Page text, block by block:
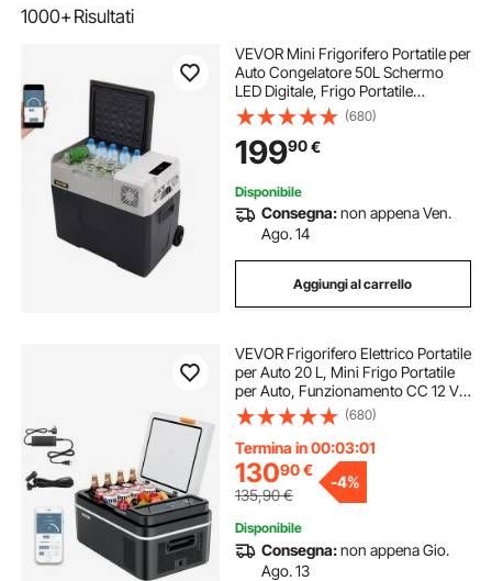
1000+Risultati
VEVOR Mini Frigorifero Portatile per
Auto Congelatore 50L Schermo
LED Digitale, Frigo Portatile
Capienza 50L Campeggio Viaggio
Auto Schermo di Controllo, Frigo
Portatile 12V/24V da Auto Camion
Barca
(680)
19990€
Disponibile
Consegna:non appena Ven.
Ago. 14
Aggiungi al carrello
VEVOR Frigorifero Elettrico Portatile
per Auto 20 L, Mini Frigo Portatile
per Auto, Funzionamento CC 12 V
24 V, CA da 100 V a 240 V,
Temperatura Regolabile da -20 °C a
20 °C, per Camper Viaggio Barca
(680)
Termina in 00:02:59
13090€
135,90€
-4%
Disponibile
Consegna:non appena Gio.
Ago. 13